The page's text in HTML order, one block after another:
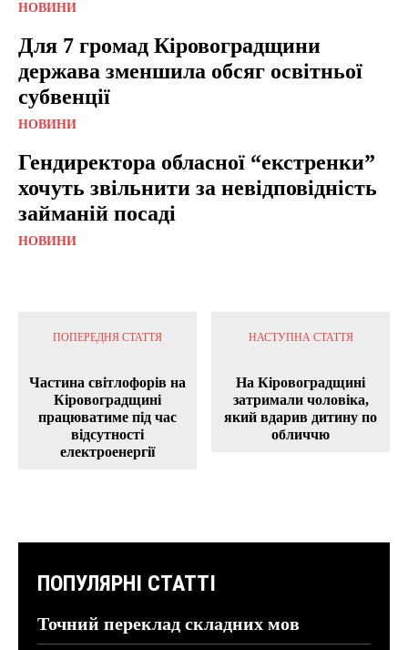
НОВИНИ
Для 7 громад Кіровоградщини
держава зменшила обсяг освітньої
субвенції
НОВИНИ
Гендиректора обласної “екстренки”
хочуть звільнити за невідповідність
займаній посаді
НОВИНИ
ПОПЕРЕДНЯ СТАТТЯ
Частина світлофорів на
Кіровоградщині
працюватиме під час
відсутності
електроенергії
НАСТУПНА СТАТТЯ
На Кіровоградщині
затримали чоловіка,
який вдарив дитину по
обличчю
ПОПУЛЯРНІ СТАТТІ
Точний переклад складних мов